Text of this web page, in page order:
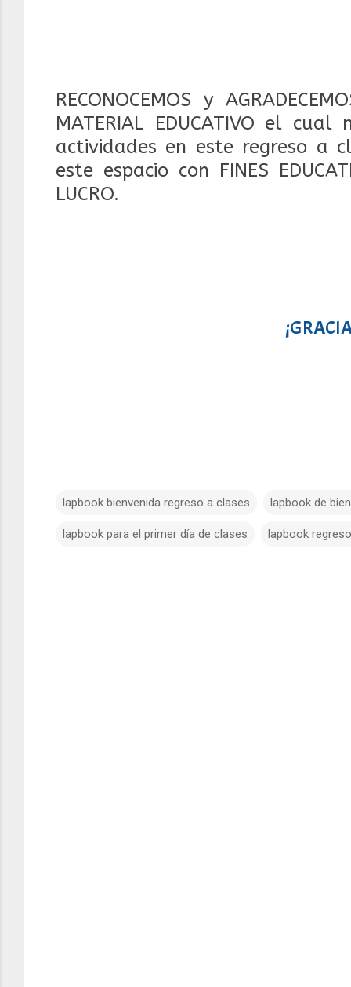
RECONOCEMOS y
MATERIAL EDUCATIVO el
actividades en este regreso a
este espacio con FINES
LUCRO.
lapbook bienvenida regreso a clases lapbook de
lapbook para el primer día de clases lapbook